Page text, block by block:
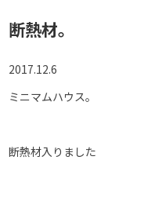
断熱材。
2017.12.6
ミニマムハウス。
断熱材入りました